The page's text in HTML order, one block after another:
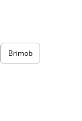
Brimob